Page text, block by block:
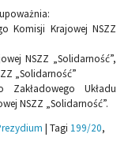
Komisji Krajowej NSZZ
NSZZ „Solidarność”,
„Solidarność”
Układu
NSZZ „Solidarność”.
| Tagi 199/20,